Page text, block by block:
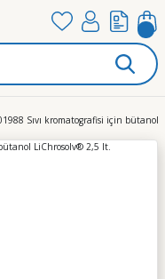
Sıvı kromatografisi için bütanol